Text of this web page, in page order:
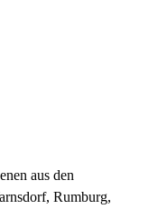
aus den
Rumburg,